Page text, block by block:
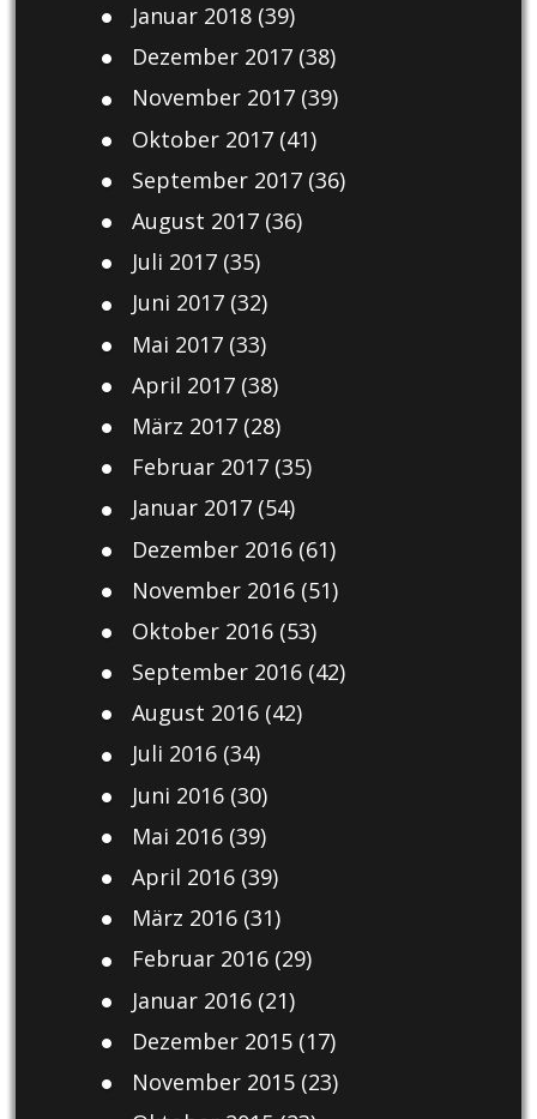
Januar 2018(39)
Dezember 2017(38)
November 2017(39)
Oktober 2017(41)
September 2017(36)
August 2017(36)
Juli 2017(35)
Juni 2017(32)
Mai 2017(33)
April 2017(38)
März 2017(28)
Februar 2017(35)
Januar 2017(54)
Dezember 2016(61)
November 2016(51)
Oktober 2016(53)
September 2016(42)
August 2016(42)
Juli 2016(34)
Juni 2016(30)
Mai 2016(39)
April 2016(39)
März 2016(31)
Februar 2016(29)
Januar 2016(21)
Dezember 2015(17)
November 2015(23)